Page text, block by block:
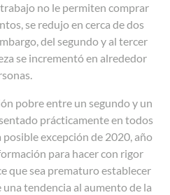
no le permiten comprar
se redujo en cerca de dos
del segundo y al tercer
se incrementó en alrededor
pobre entre un segundo y un
prácticamente en todos
posible excepción de 2020, año
para hacer con rigor
que sea prematuro establecer
una tendencia al aumento de la